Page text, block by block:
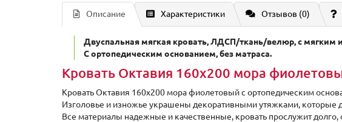
Описание Характеристики Отзывов (0)
Двуспальная мягкая кровать, ЛДСП/ткань/велюр, с мягким
C ортопедическим основанием, без матраса.
Кровать Октавия 160х200 мора
Кровать Октавия 160х200 мора фиолетовый с ортопедическим
Изголовье и изножье украшены декоративными утяжками, которые
Все материалы надежные и качественные, кровать прослужит долго,